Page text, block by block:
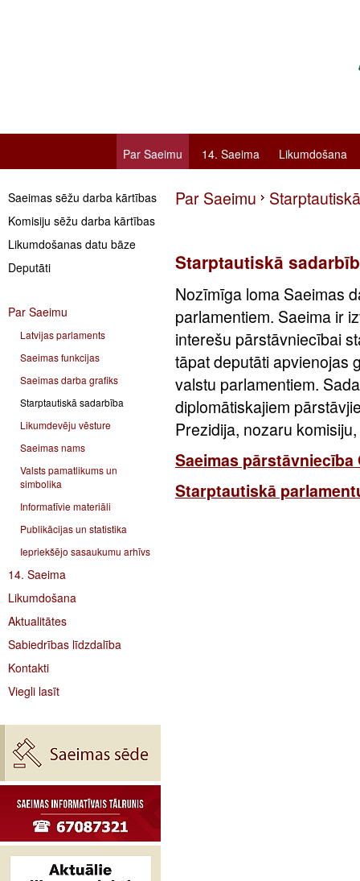
Par Saeimu 14. Saeima Likumdošana
Saeimas sēžu darba kārtības
Komisiju sēžu darba kārtības
Likumdošanas datu bāze
Deputāti
Par Saeimu
Latvijas parlaments
Saeimas funkcijas
Saeimas darba grafiks
Starptautiskā sadarbība
Likumdevēju vēsture
Saeimas nams
Valsts pamatlikums un
simbolika
Informatīvie materiāli
Publikācijas un statistika
Iepriekšējo sasaukumu arhīvs
14. Saeima
Likumdošana
Aktualitātes
Sabiedrības līdzdalība
Kontakti
Viegli lasīt
Par Saeimu
Starptautiskā
Nozīmīga loma Saeimas
parlamentiem. Saeima ir
interešu pārstāvniecībai
tāpat deputāti apvienojas
valstu parlamentiem.
diplomātiskajiem
Prezidija, nozaru
Saeimas pārstāvniecība
Starptautiskā